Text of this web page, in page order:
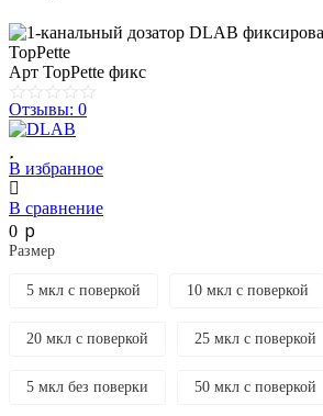
Арт TopPette фикс
Отзывы: 0
В избранное
В сравнение
0 p
Размер
5 мкл с поверкой 10 мкл с поверкой
20 мкл с поверкой 25 мкл с поверкой
5 мкл без поверки 50 мкл с поверкой